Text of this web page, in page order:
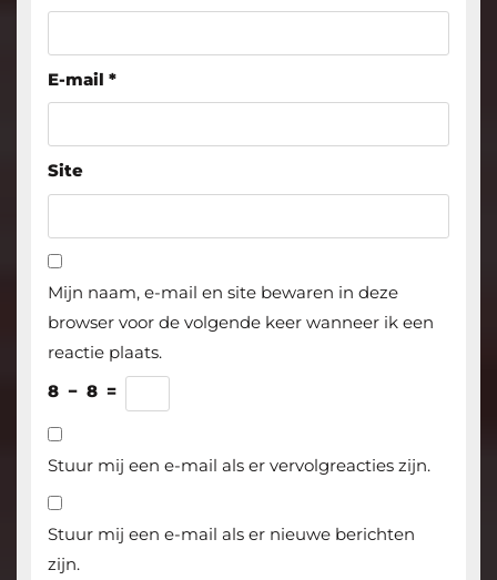
E-mail *
Site
Mijn naam, e-mail en site bewaren in deze
browser voor de volgende keer wanneer ik een
reactie plaats.
8 − 8 =
Stuur mij een e-mail als er vervolgreacties zijn.
Stuur mij een e-mail als er nieuwe berichten
zijn.